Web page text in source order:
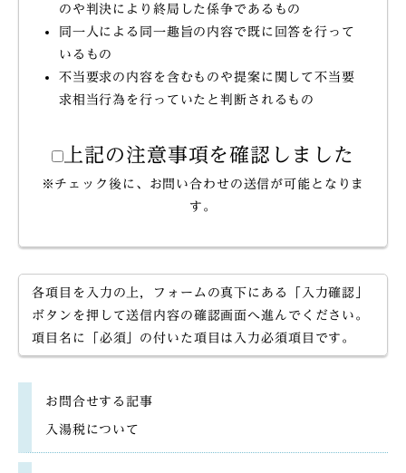
のや判決により終局した係争であるもの
同一人による同一趣旨の内容で既に回答を行って
いるもの
不当要求の内容を含むものや提案に関して不当要
求相当行為を行っていたと判断されるもの
上記の注意事項を確認しました
※チェック後に、お問い合わせの送信が可能となりま
す。
各項目を入力の上，フォームの真下にある「入力確認」
ボタンを押して送信内容の確認画面へ進んでください。
項目名に「必須」の付いた項目は入力必須項目です。
お問合せする記事
入湯税について